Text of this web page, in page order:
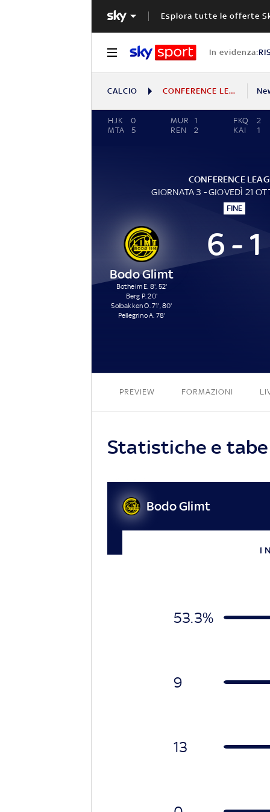
Esplora tutte le offerte
In evidenza:
CALCIO CONFERENCE LEAGUE
HJK
0
MTA
5
MUR
1
REN
2
FKQ
2
KAI
1
CONFERENCE
GIORNATA 3 - GIOVEDÌ 21
FINE
Bodo Glimt
Botheim E. 8', 52'
Berg P. 20'
Solbakken O. 71', 80'
Pellegrino A. 78'
6 - 1
PREVIEW FORMAZIONI
Statistiche e
Bodo Glimt
I
53.3%
9
13